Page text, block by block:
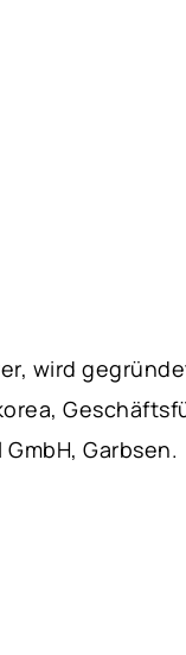
wird
Garbsen.